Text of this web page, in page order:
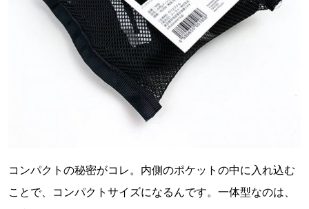
コンパクトの秘密がコレ。内側のポケットの中に入れ込む
ことで、コンパクトサイズになるんです。一体型なのは、